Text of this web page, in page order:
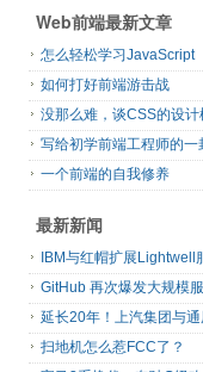
Web前端最新文章
怎么轻松学习JavaScript
如何打好前端游击战
没那么难，谈CSS的设计
写给初学前端工程师的一
一个前端的自我修养
最新新闻
GitHub 再次爆发大规模
延长20年！上汽集团与
扫地机怎么惹FCC了？